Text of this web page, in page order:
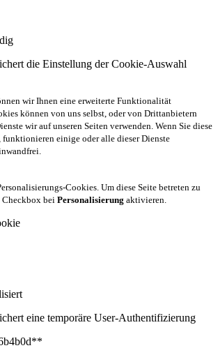
die Einstellung der Cookie-Auswahl
wir Ihnen eine erweiterte Funktionalität
können von uns selbst, oder von Drittanbietern
wir auf unseren Seiten verwenden. Wenn Sie diese
einige oder alle dieser Dienste
Cookies. Um diese Seite betreten zu
Checkbox bei Personalisierung aktivieren.
eine temporäre User-Authentifizierung